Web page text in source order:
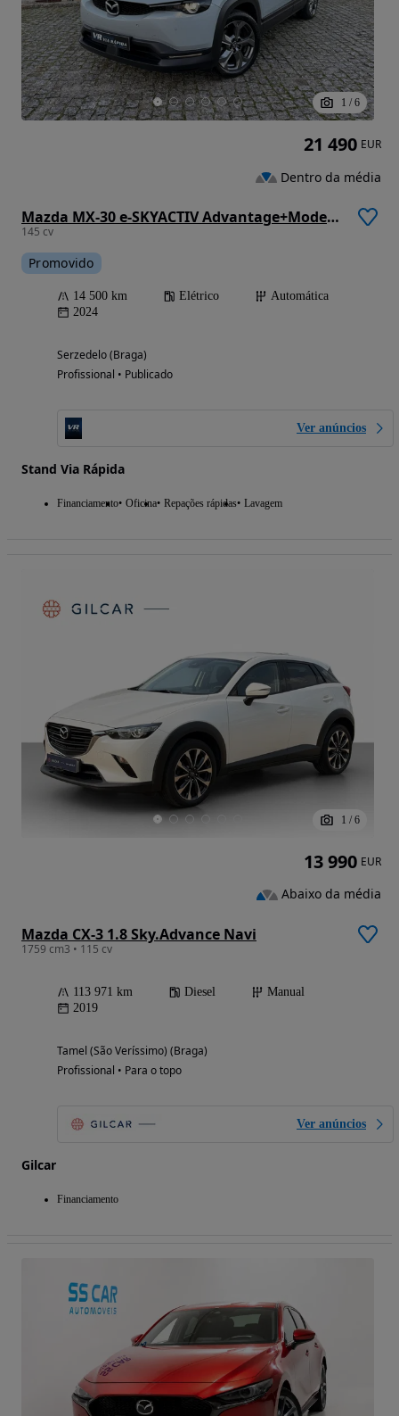
1 / 6
Mazda MX-30 e-SKYACTIV Advantage+Modern Confidence
145 cv
Promovido
14 500 km Elétrico
Automática
2024
Serzedelo (Braga)
Profissional • Publicado
Ver anúncios
Stand Via Rápida
Financiamento Oficina Repações rápidas Lavagem
21 490 EUR
Dentro da média
1 / 6
Mazda CX-3 1.8 Sky.Advance Navi
1759 cm3 • 115 cv
113 971 km Diesel
Manual
2019
Tamel (São Veríssimo) (Braga)
Profissional • Para o topo
Ver anúncios
Gilcar
Financiamento
13 990 EUR
Abaixo da média